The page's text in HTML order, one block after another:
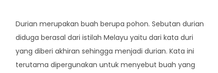
Durian merupakan buah berupa pohon. Sebutan durian
diduga berasal dari istilah Melayu yaitu dari kata duri
yang diberi akhiran sehingga menjadi durian. Kata ini
terutama dipergunakan untuk menyebut buah yang